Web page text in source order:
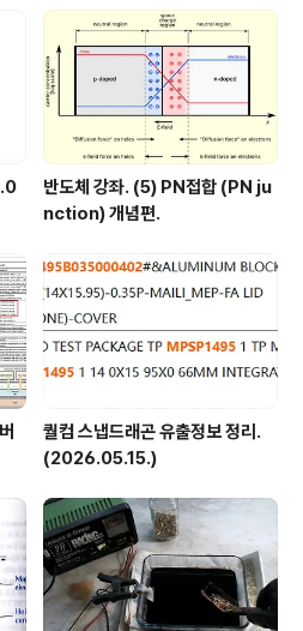
반도체 강좌. (5) PN접합 (PN ju
nction) 개념편.
퀄컴 스냅드래곤 유출정보 정리.
(2026.05.15.)